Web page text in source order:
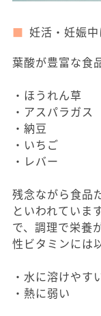
妊活・妊娠
葉酸が豊富な食
・ほうれん草
・アスパラガス
・納豆
・いちご
・レバー
残念ながら食品
といわれていま
で、調理で栄養
性ビタミンには
・水に溶けやす
・熱に弱い